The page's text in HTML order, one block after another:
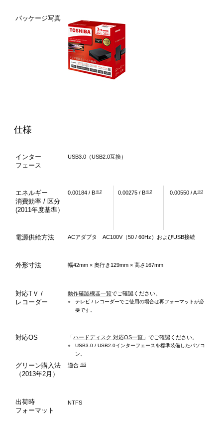
パッケージ写真
仕様
インター
フェース
USB3.0（USB2.0互換）
エネルギー
消費効率 / 区分
(2011年度基準）
0.00184 / B ※2 0.00275 / B ※2 0.00550 / A ※2
電源供給方法 ACアダプタ AC100V（50 / 60Hz）およびUSB接続
外形寸法 幅42mm × 奥行き129mm × 高さ167mm
対応TＶ /
レコーダー
動作確認機器一覧でご確認ください。
●
テレビ / レコーダーでご使用の場合は再フォーマットが必
要です。
対応OS 「 ハードディスク 対応OS一覧 」でご確認ください。
●
USB3.0 / USB2.0インターフェースを標準装備したパソコ
ン。
グリーン購入法
（2013年2月）
適合 ※3
出荷時
フォーマット
NTFS